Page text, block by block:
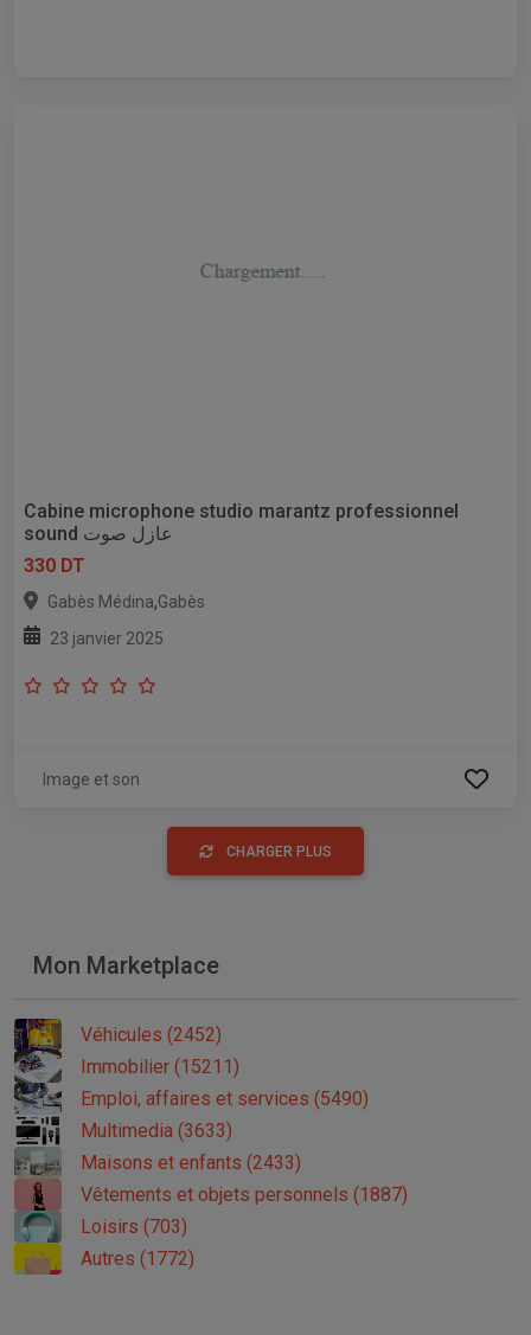
Cabine microphone studio marantz professionnel
sound عازل صوت
330 DT
Gabès Médina,Gabès
23 janvier 2025
Image et son
CHARGER PLUS
Mon Marketplace
Véhicules (2452)
Immobilier (15211)
Emploi, affaires et services (5490)
Multimedia (3633)
Maisons et enfants (2433)
Vêtements et objets personnels (1887)
Loisirs (703)
Autres (1772)